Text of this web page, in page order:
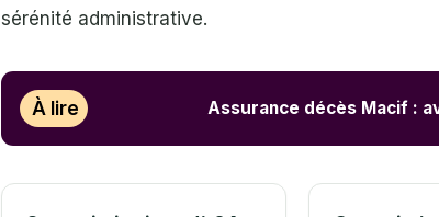
sérénité administrative.
À lire Assurance décès Macif :